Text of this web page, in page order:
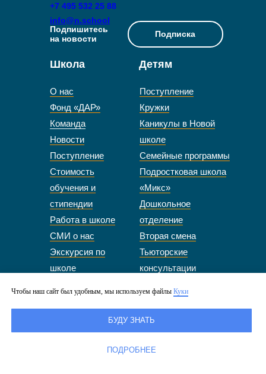
Школа Детям
О нас
Фонд «ДАР»
Команда
Новости
Поступление
Стоимость
обучения и
стипендии
Работа в школе
СМИ о нас
Экскурсия по
школе
образовательной
организации
Поступление
Кружки
Каникулы в Новой
школе
Семейные программы
Подростковая школа
«Микс»
Дошкольное
отделение
Вторая смена
Тьюторские
консультации
День рождения в
школе
Магазин
Подписка
Подпишитесь
на новости
+7 495 532 25 88
info@n.school
Чтобы наш сайт был удобным, мы используем файлы Куки
БУДУ ЗНАТЬ
ПОДРОБНЕЕ